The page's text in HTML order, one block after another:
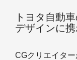
トヨタ自動
デザインに
CGクリエイタ